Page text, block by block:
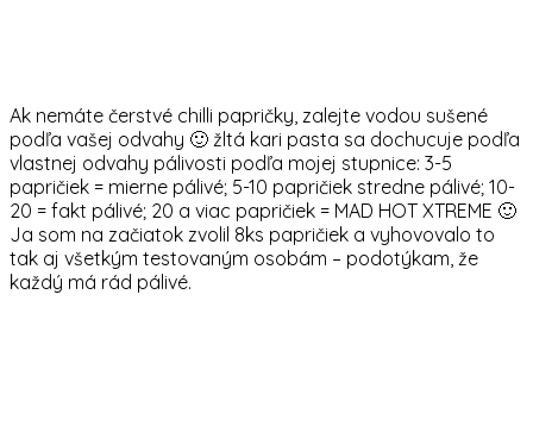
Ak nemáte čerstvé chilli papričky, zalejte vodou sušené
podľa vašej odvahy 🙂 žltá kari pasta sa dochucuje podľa
vlastnej odvahy pálivosti podľa mojej stupnice: 3-5
papričiek = mierne pálivé; 5-10 papričiek stredne pálivé; 10-
20 = fakt pálivé; 20 a viac papričiek = MAD HOT XTREME 🙂
Ja som na začiatok zvolil 8ks papričiek a vyhovovalo to
tak aj všetkým testovaným osobám – podotýkam, že
každý má rád pálivé.